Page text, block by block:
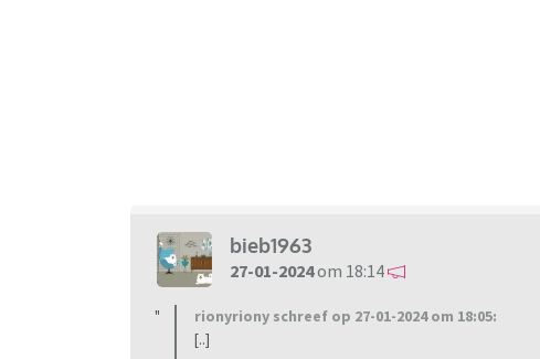
bieb1963
27-01-2024om 18:14
rionyriony schreef op 27-01-2024 om 18:05:
[..]